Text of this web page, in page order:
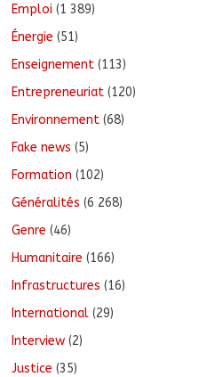
Emploi (1 389)
Énergie (51)
Enseignement (113)
Entrepreneuriat (120)
Environnement (68)
Fake news (5)
Formation (102)
Généralités (6 268)
Genre (46)
Humanitaire (166)
Infrastructures (16)
International (29)
Interview (2)
Justice (35)